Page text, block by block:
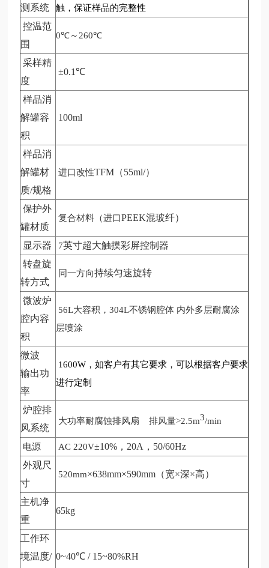
测系统
触，保证样品的完整性
控温范
围
0℃～260℃
采样精
度
±0.1℃
样品消
解罐容
积
100ml
样品消
解罐材
质/规格
进口改性TFM（55ml/）
保护外
罐材质
复合材料（进口PEEK混玻纤）
显示器 7英寸超大触摸彩屏控制器
转盘旋
转方式
同一方向持续匀速旋转
微波炉
腔内容
积
56L大容积，304L不锈钢腔体 内外多层耐腐涂
层喷涂
微波
输出功
率
1600W，如客户有其它要求，可以根据客户要求
进行定制
炉腔排
风系统
大功率耐腐蚀排风扇 排风量>2.5m3/min
电源 AC 220V±10%，20A，50/60Hz
外观尺
寸
520mm×638mm×590mm（宽×深×高）
主机净
重
65kg
工作环
境温度/ 0~40℃ / 15~80%RH